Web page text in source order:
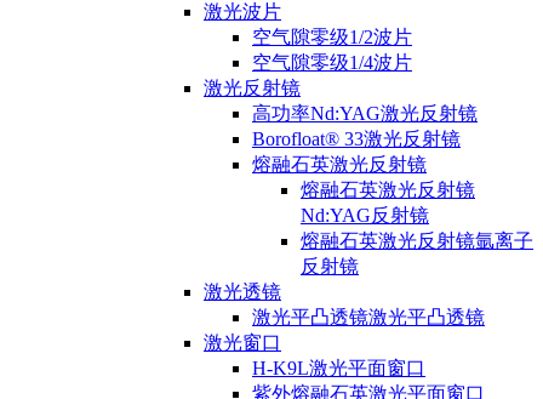
激光波片
空气隙零级1/2波片
空气隙零级1/4波片
激光反射镜
高功率Nd:YAG激光反射镜
Borofloat® 33激光反射镜
熔融石英激光反射镜
熔融石英激光反射镜
Nd:YAG反射镜
熔融石英激光反射镜氩离子
反射镜
激光透镜
激光平凸透镜激光平凸透镜
激光窗口
H-K9L激光平面窗口
紫外熔融石英激光平面窗口